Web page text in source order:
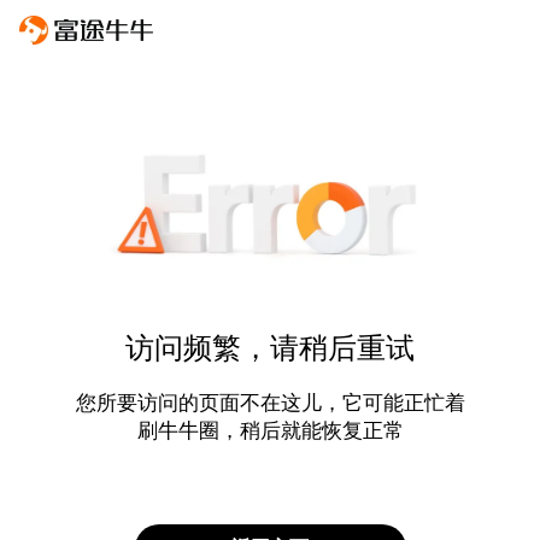
访问频繁，请稍后重试
您所要访问的页面不在这儿，它可能正忙着
刷牛牛圈，稍后就能恢复正常